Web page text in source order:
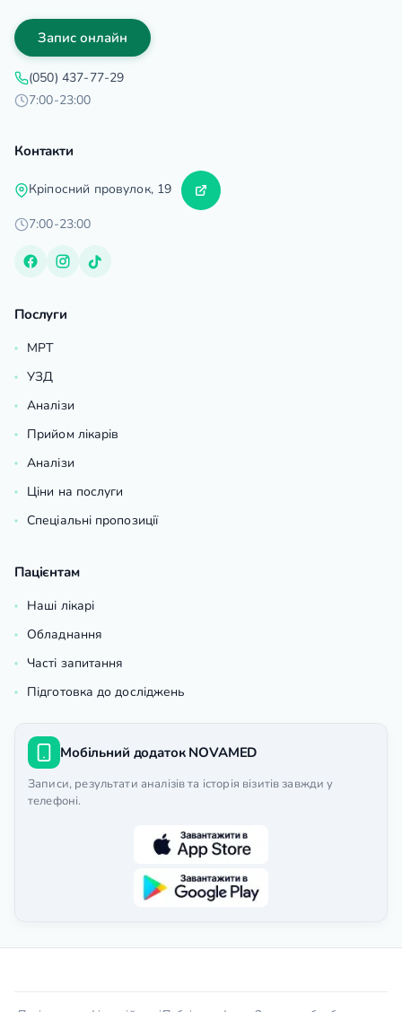
Запис онлайн
(050) 437-77-29
7:00-23:00
Контакти
Кріпосний провулок, 19
7:00-23:00
Послуги
МРТ
УЗД
Аналізи
Прийом лікарів
Аналізи
Ціни на послуги
Спеціальні пропозиції
Пацієнтам
Наші лікарі
Обладнання
Часті запитання
Підготовка до досліджень
Мобільний додаток NOVAMED
Записи, результати аналізів та історія візитів завжди у
телефоні.